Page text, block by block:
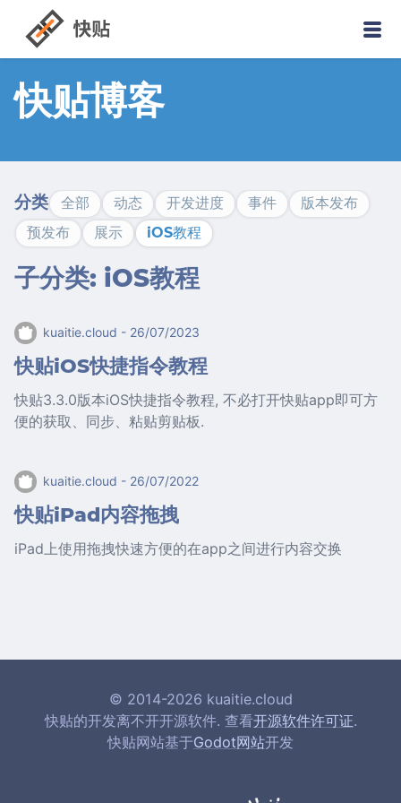
快贴博客
分类 全部 动态 开发进度 事件
版本发布
预发布
展示 iOS教程
子分类: iOS教程
kuaitie.cloud - 26/07/2023
快贴iOS快捷指令教程
快贴3.3.0版本iOS快捷指令教程, 不必打开快贴app即可方
便的获取、同步、粘贴剪贴板.
kuaitie.cloud - 26/07/2022
快贴iPad内容拖拽
iPad上使用拖拽快速方便的在app之间进行内容交换
© 2014-2026 kuaitie.cloud
快贴的开发离不开开源软件. 查看开源软件许可证.
快贴网站基于Godot网站开发